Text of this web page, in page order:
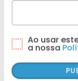
Ao usar
a nossa